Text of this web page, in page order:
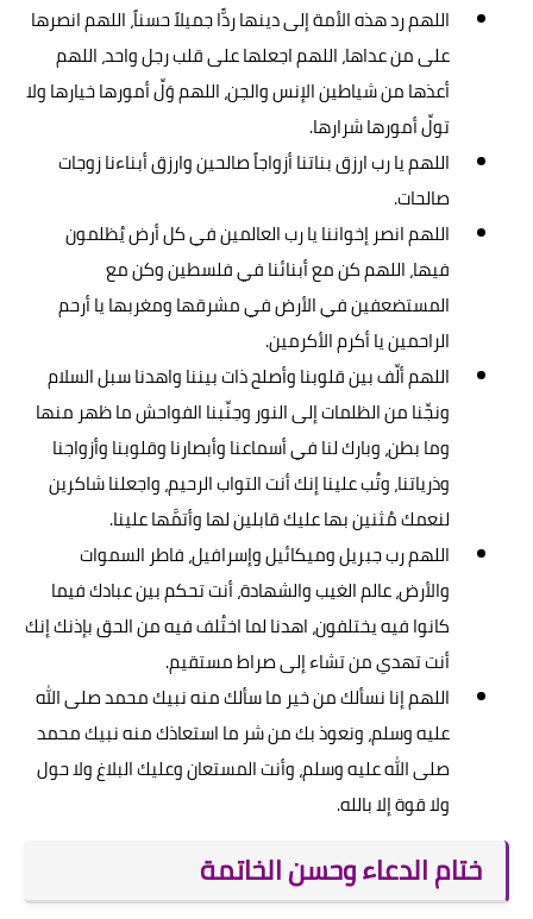
اللهم رد هذه الأمة إلى دينها ردًّا جميلاً حسناً، اللهم انصرها
على من عداها، اللهم اجعلها على قلب رجل واحد، اللهم
أعذها من شياطين الإنس والجن، اللهم وَلِّ أمورها خيارها ولا
تولِّ أمورها شرارها.
اللهم يا رب ارزق بناتنا أزواجاً صالحين وارزق أبناءنا زوجات
صالحات.
اللهم انصر إخواننا يا رب العالمين في كل أرض يُظلمون
فيها، اللهم كن مع أبنائنا في فلسطين وكن مع
المستضعفين في الأرض في مشرقها ومغربها يا أرحم
الراحمين يا أكرم الأكرمين.
اللهم ألِّف بين قلوبنا وأصلح ذات بيننا واهدنا سبل السلام
ونجِّنا من الظلمات إلى النور وجنِّبنا الفواحش ما ظهر منها
وما بطن، وبارك لنا في أسماعنا وأبصارنا وقلوبنا وأزواجنا
وذرياتنا، وتُب علينا إنك أنت التواب الرحيم، واجعلنا شاكرين
لنعمك مُثنين بها عليك قابلين لها وأتمَّها علينا.
اللهم رب جبريل وميكائيل وإسرافيل، فاطر السموات
والأرض، عالم الغيب والشهادة، أنت تحكم بين عبادك فيما
كانوا فيه يختلفون، اهدنا لما اختُلف فيه من الحق بإذنك إنك
أنت تهدي من تشاء إلى صراط مستقيم.
اللهم إنا نسألك من خير ما سألك منه نبيك محمد صلى الله
عليه وسلم، ونعوذ بك من شر ما استعاذك منه نبيك محمد
صلى الله عليه وسلم، وأنت المستعان وعليك البلاغ ولا حول
ولا قوة إلا بالله.
ختام الدعاء وحسن الخاتمة